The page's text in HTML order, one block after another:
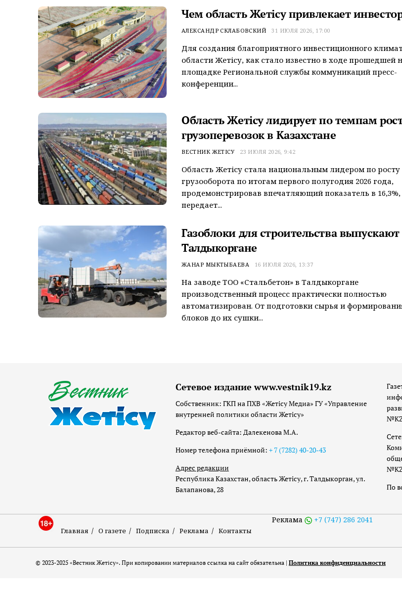
Чем область Жетісу привлекает
АЛЕКСАНДР СКЛАБОВСКИЙ 31 ИЮЛЯ 2026, 17:00
Для создания благоприятного инвестиционного
области Жетісу, как стало известно в ходе прошедшей
площадке Региональной службы коммуникаций пресс-
конференции...
Область Жетісу лидирует по темпам
грузоперевозок в Казахстане
ВЕСТНИК ЖЕТІСУ 23 ИЮЛЯ 2026, 9:42
Область Жетісу стала национальным лидером по росту
грузооборота по итогам первого полугодия 2026 года,
продемонстрировав впечатляющий показатель в 16,3%,
передает...
Газоблоки для строительства выпускают
Талдыкоргане
ЖАНАР МЫКТЫБАЕВА 16 ИЮЛЯ 2026, 13:37
На заводе ТОО «Стальбетон» в Талдыкоргане
производственный процесс практически полностью
автоматизирован. От подготовки сырья и
блоков до их сушки...
Сетевое издание www.vestnik19.kz
Собственник: ГКП на ПХВ «Жетісу Медиа» ГУ «Управление
внутренней политики области Жетісу»
Редактор веб-сайта: Далекенова М.А.
Номер телефона приёмной: + 7 (7282) 40-20-43
Адрес редакции
Республика Казахстан, область Жетісу, г. Талдыкорган, ул.
Балапанова, 28
По
Главная О газете Подписка Реклама Контакты
Реклама +7 (747) 286 2041
© 2023-2025 «Вестник Жетісу». При копировании материалов ссылка на сайт обязательна | Политика конфиденциальности